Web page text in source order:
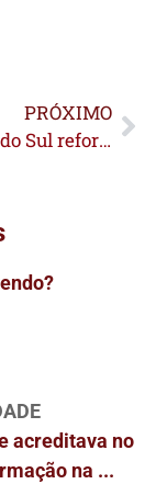
PRÓXIMO
Cruzeiro do Sul reforça frota da Secretaria de Obras com entrega de oito novas máquinas
acreditava no
na ...